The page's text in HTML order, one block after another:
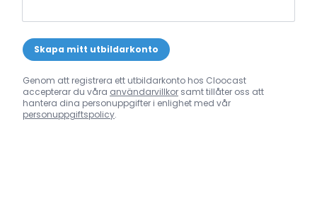
Skapa mitt utbildarkonto
Genom att registrera ett utbildarkonto hos Cloocast
accepterar du våra användarvillkor samt tillåter oss att
hantera dina personuppgifter i enlighet med vår
personuppgiftspolicy.